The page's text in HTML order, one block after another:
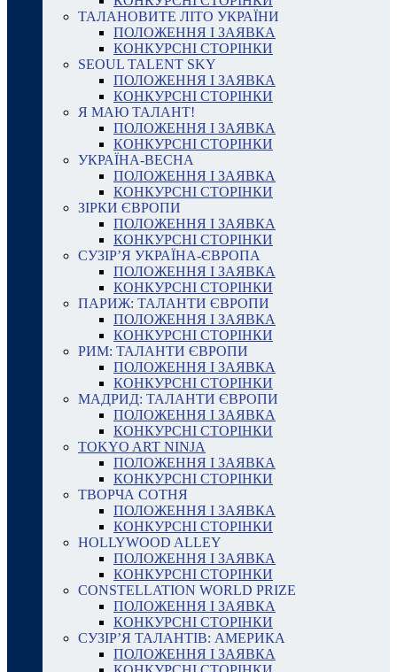
ТАЛАНОВИТЕ ЛІТО УКРАЇНИ
ПОЛОЖЕННЯ І ЗАЯВКА
КОНКУРСНІ СТОРІНКИ
SEOUL TALENT SKY
ПОЛОЖЕННЯ І ЗАЯВКА
КОНКУРСНІ СТОРІНКИ
Я МАЮ ТАЛАНТ!
ПОЛОЖЕННЯ І ЗАЯВКА
КОНКУРСНІ СТОРІНКИ
УКРАЇНА-ВЕСНА
ПОЛОЖЕННЯ І ЗАЯВКА
КОНКУРСНІ СТОРІНКИ
ЗІРКИ ЄВРОПИ
ПОЛОЖЕННЯ І ЗАЯВКА
КОНКУРСНІ СТОРІНКИ
СУЗІР’Я УКРАЇНА-ЄВРОПА
ПОЛОЖЕННЯ І ЗАЯВКА
КОНКУРСНІ СТОРІНКИ
ПАРИЖ: ТАЛАНТИ ЄВРОПИ
ПОЛОЖЕННЯ І ЗАЯВКА
КОНКУРСНІ СТОРІНКИ
РИМ: ТАЛАНТИ ЄВРОПИ
ПОЛОЖЕННЯ І ЗАЯВКА
КОНКУРСНІ СТОРІНКИ
МАДРИД: ТАЛАНТИ ЄВРОПИ
ПОЛОЖЕННЯ І ЗАЯВКА
КОНКУРСНІ СТОРІНКИ
TOKYO ART NINJA
ПОЛОЖЕННЯ І ЗАЯВКА
КОНКУРСНІ СТОРІНКИ
ТВОРЧА СОТНЯ
ПОЛОЖЕННЯ І ЗАЯВКА
КОНКУРСНІ СТОРІНКИ
HOLLYWOOD ALLEY
ПОЛОЖЕННЯ І ЗАЯВКА
КОНКУРСНІ СТОРІНКИ
CONSTELLATION WORLD PRIZE
ПОЛОЖЕННЯ І ЗАЯВКА
КОНКУРСНІ СТОРІНКИ
СУЗІР’Я ТАЛАНТІВ: АМЕРИКА
ПОЛОЖЕННЯ І ЗАЯВКА